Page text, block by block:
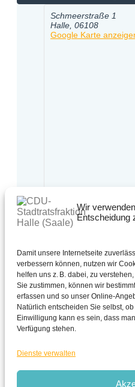
Wir
Entscheidung
Damit unsere Internetseite
verbessern können, nutzen wir
helfen uns z. B. dabei, zu
Sie zustimmen, können wir
erfassen und so unser Online-
Natürlich entscheiden Sie selbst,
Einwilligung kann es sein, dass
Verfügung stehen.
Dienste verwalten
Schmeerstraße 1
Halle, 06108
Google Karte
Oder nach
0345
cdu-
CDU -
Schmeerstraße 1